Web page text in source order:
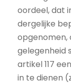
oordeel, dat
dergelijke
opgenomen,
gelegenheid
artikel 117
in te dienen